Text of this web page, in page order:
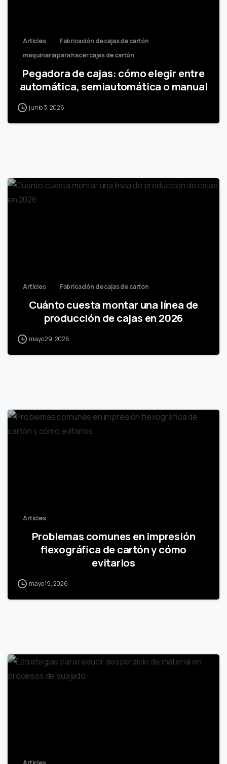
Articles
Fabricación de cajas de cartón
maquinaria para hacer cajas de cartón
Pegadora de cajas: cómo elegir entre
automática, semiautomática o manual
junio 3, 2026
Articles Fabricación de cajas de cartón
Cuánto cuesta montar una línea de
producción de cajas en 2026
mayo 29, 2026
Articles
Problemas comunes en impresión
flexográfica de cartón y cómo
evitarlos
mayo 19, 2026